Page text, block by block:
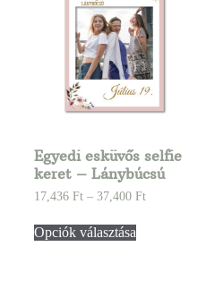
Egyedi esküvős selfie
keret – Lánybúcsú
17,436 Ft – 37,400 Ft
Opciók választása